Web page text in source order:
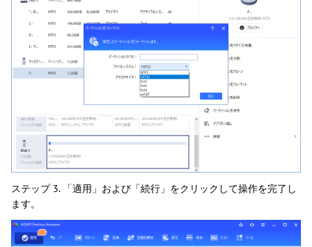
ステップ 3. 「適用」および「続行」をクリックして操作を完了し
ます。